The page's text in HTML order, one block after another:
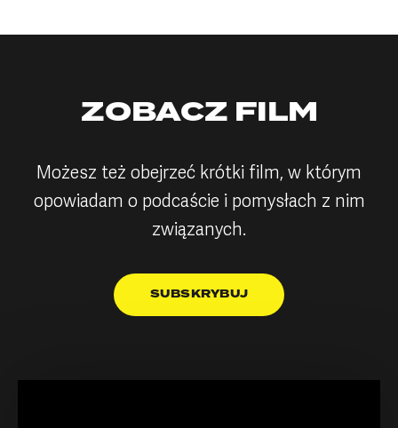
ZOBACZ FILM
Możesz też obejrzeć krótki film, w którym
opowiadam o podcaście i pomysłach z nim
związanych.
SUBSKRYBUJ